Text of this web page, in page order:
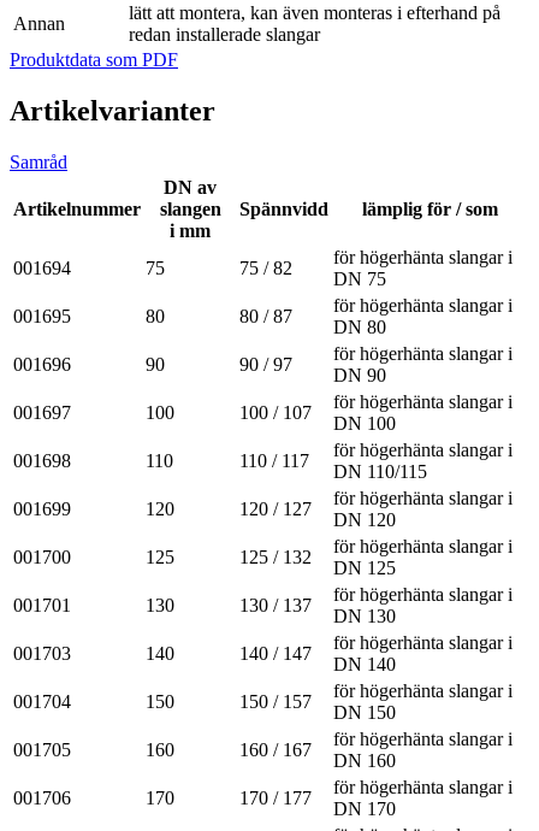
Annan
lätt att montera, kan även monteras i efterhand på
redan installerade slangar
Produktdata som PDF
Artikelvarianter
Samråd
Artikelnummer
DN av
slangen
i mm
Spännvidd lämplig för / som
001694 75 75 / 82
för högerhänta slangar i
DN 75
001695
80 80 / 87
för högerhänta slangar i
DN 80
001696
90 90 / 97
för högerhänta slangar i
DN 90
001697
100 100 / 107
för högerhänta slangar i
DN 100
001698
110 110 / 117
för högerhänta slangar i
DN 110/115
001699
120 120 / 127
för högerhänta slangar i
DN 120
001700
125 125 / 132
för högerhänta slangar i
DN 125
001701
130 130 / 137
för högerhänta slangar i
DN 130
001703
140 140 / 147
för högerhänta slangar i
DN 140
001704
150 150 / 157
för högerhänta slangar i
DN 150
001705
160 160 / 167
för högerhänta slangar i
DN 160
001706
170 170 / 177
för högerhänta slangar i
DN 170